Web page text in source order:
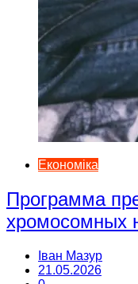
Економіка
Программа
хромосомных
Іван Мазур
21.05.2026